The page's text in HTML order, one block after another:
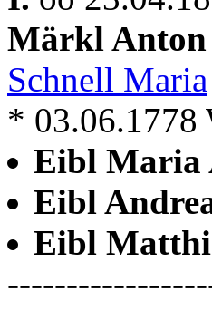
Märkl Anton
Schnell Maria
* 03.06.1778
Eibl Maria
Eibl
Eibl